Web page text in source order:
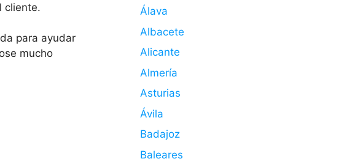
cliente.
para ayudar
mucho
Álava
Albacete
Alicante
Almería
Asturias
Ávila
Badajoz
Baleares